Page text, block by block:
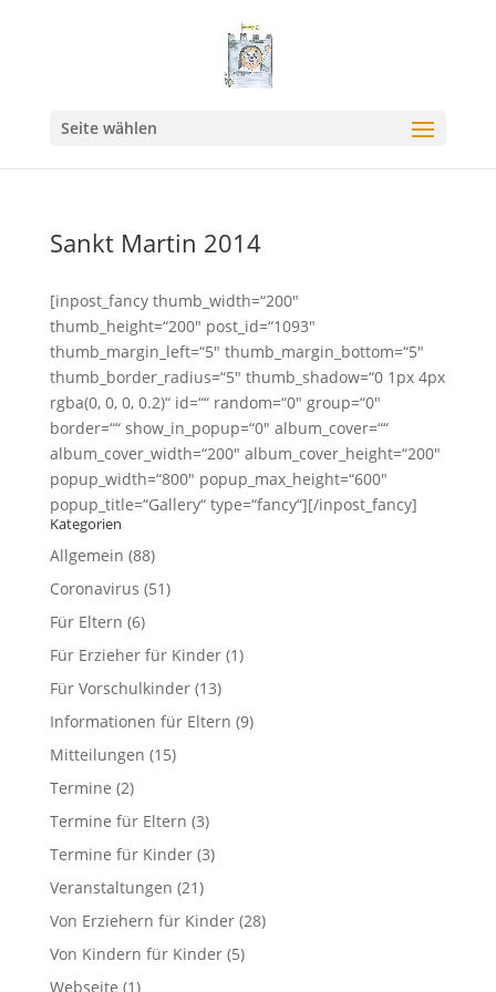
Seite wählen
Sankt Martin 2014
[inpost_fancy thumb_width=“200″
thumb_height=“200″ post_id=“1093″
thumb_margin_left=“5″ thumb_margin_bottom=“5″
thumb_border_radius=“5″ thumb_shadow=“0 1px 4px
rgba(0, 0, 0, 0.2)“ id=““ random=“0″ group=“0″
border=““ show_in_popup=“0″ album_cover=““
album_cover_width=“200″ album_cover_height=“200″
popup_width=“800″ popup_max_height=“600″
popup_title=“Gallery“ type=“fancy“][/inpost_fancy]
Kategorien
Allgemein (88)
Coronavirus (51)
Für Eltern (6)
Für Erzieher für Kinder(1)
Für Vorschulkinder(13)
Informationen für Eltern (9)
Mitteilungen (15)
Termine (2)
Termine für Eltern (3)
Termine für Kinder(3)
Veranstaltungen (21)
Von Erziehern für Kinder(28)
Von Kindern für Kinder(5)
Webseite (1)